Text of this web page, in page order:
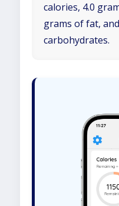
calories, 4.0
grams of fat,
carbohydrates.